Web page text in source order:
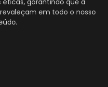
em todo o nosso